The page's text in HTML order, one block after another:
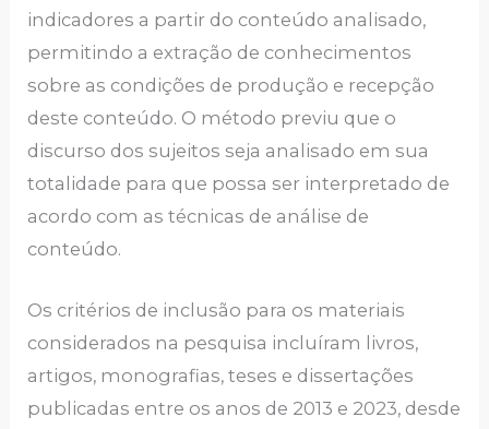
indicadores a partir do conteúdo analisado,
permitindo a extração de conhecimentos
sobre as condições de produção e recepção
deste conteúdo. O método previu que o
discurso dos sujeitos seja analisado em sua
totalidade para que possa ser interpretado de
acordo com as técnicas de análise de
conteúdo.
Os critérios de inclusão para os materiais
considerados na pesquisa incluíram livros,
artigos, monografias, teses e dissertações
publicadas entre os anos de 2013 e 2023, desde